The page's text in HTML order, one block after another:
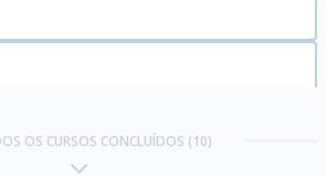
OS CURSOS CONCLUÍDOS (10)